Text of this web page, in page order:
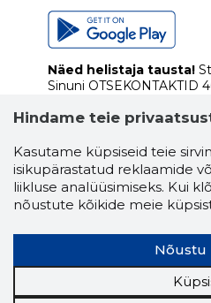
Näed helistaja tausta!
Sinuni OTSEKONTAKTID
Andmed on rikastatud
Tööriistad
Sihtkliendid
Hindame teie
Kasutame küpsiseid teie
isikupärastatud reklaamide
liikluse analüüsimiseks. Kui
nõustute kõikide meie
Nõustu